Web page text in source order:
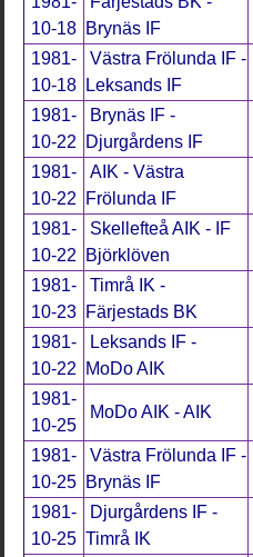
10-18 Brynäs IF
1981-
10-18
Västra Frölunda IF -
Leksands IF
1981-
10-22
Brynäs IF -
Djurgårdens IF
1981-
10-22
AIK - Västra
Frölunda IF
1981-
10-22
Skellefteå AIK - IF
Björklöven
1981-
10-23
Timrå IK -
Färjestads BK
1981-
10-22
Leksands IF -
MoDo AIK
1981-
10-25
MoDo AIK - AIK
1981-
10-25
Västra Frölunda IF -
Brynäs IF
1981-
10-25
Djurgårdens IF -
Timrå IK